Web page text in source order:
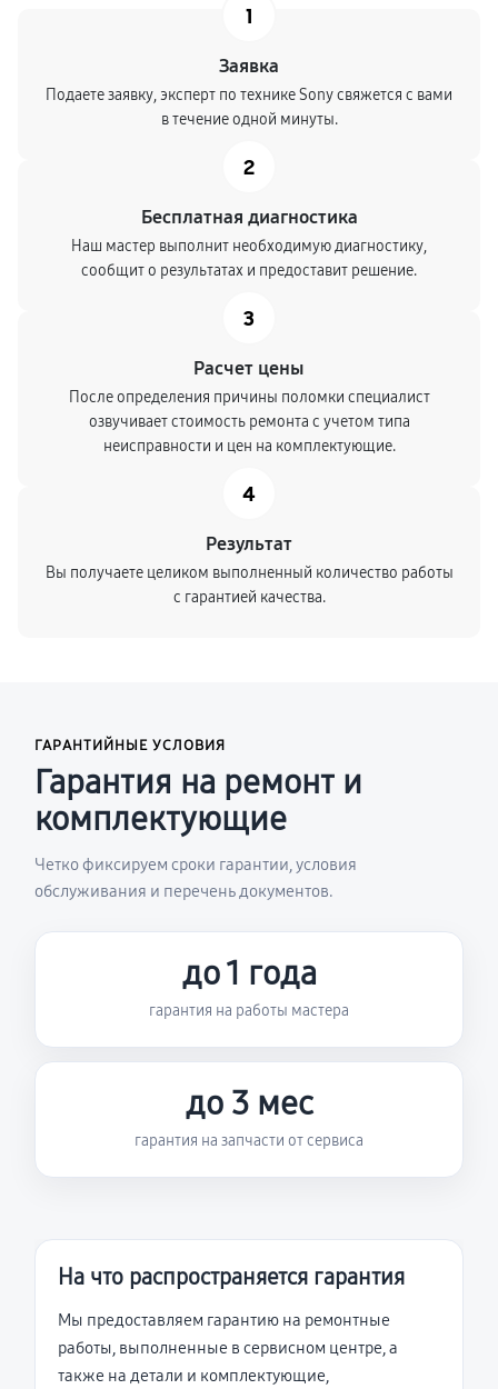
1
Заявка
Подаете заявку, эксперт по технике Sony свяжется с вами
в течение одной минуты.
2
Бесплатная диагностика
Наш мастер выполнит необходимую диагностику,
сообщит о результатах и предоставит решение.
3
Расчет цены
После определения причины поломки специалист
озвучивает стоимость ремонта с учетом типа
неисправности и цен на комплектующие.
4
Результат
Вы получаете целиком выполненный количество работы
с гарантией качества.
ГАРАНТИЙНЫЕ УСЛОВИЯ
Гарантия на ремонт и
комплектующие
Четко фиксируем сроки гарантии, условия
обслуживания и перечень документов.
до 1 года
гарантия на работы мастера
до 3 мес
гарантия на запчасти от сервиса
На что распространяется гарантия
Мы предоставляем гарантию на ремонтные
работы, выполненные в сервисном центре, а
также на детали и комплектующие,